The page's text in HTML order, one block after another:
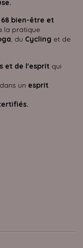
bien-être et
la pratique
, du Cycling et de
et de l'esprit qui
dans un esprit